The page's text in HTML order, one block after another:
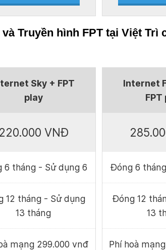
Truyền hình FPT tại Việt Trì
Sky + FPT
play
220.000 VNĐ
6 tháng - Sử dụng 6
12 tháng - Sử dụng
13 tháng
mạng 299.000 vnđ
Internet
FPT
Đóng 6
Đóng 12
13
Phí hoà